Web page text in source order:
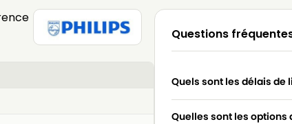
Questions
Quels sont les délais de
Quelles sont les options